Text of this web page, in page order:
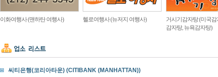
이화여행사 (맨하탄 여행사) 헬로여행사 (뉴저지 여행사)
거시기감자탕 (미국감
감자탕, 뉴욕감자탕)
씨티은행(코리아타운) (CITIBANK (MANHATTAN))